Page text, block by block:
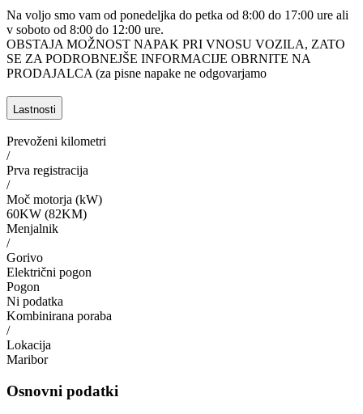
Na voljo smo vam od ponedeljka do petka od 8:00 do 17:00 ure ali
v soboto od 8:00 do 12:00 ure.
OBSTAJA MOŽNOST NAPAK PRI VNOSU VOZILA, ZATO
SE ZA PODROBNEJŠE INFORMACIJE OBRNITE NA
PRODAJALCA (za pisne napake ne odgovarjamo
Lastnosti
Prevoženi kilometri
/
Prva registracija
/
Moč motorja (kW)
60KW (82KM)
Menjalnik
/
Gorivo
Električni pogon
Pogon
Ni podatka
Kombinirana poraba
/
Lokacija
Maribor
Osnovni podatki